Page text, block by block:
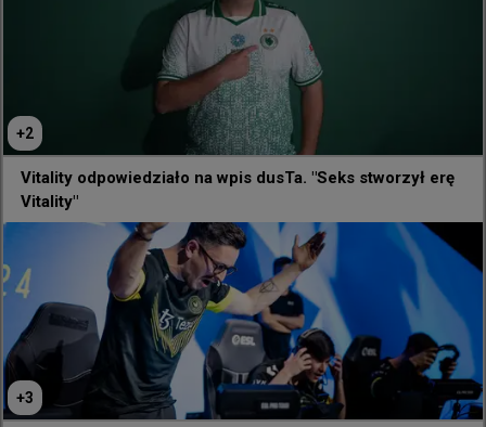
zapowiedziała akademicki turniej, który zostanie
rozegrany na NAM Atlântico – flagowej jednostce
brazylijskiej marynarki wojennej.
Wydarzenie jest częścią festiwalu
technologicznego Rio Innovation Week i
zakończy się w nadchodzącym tygodniu.
Studenckie drużyny powalczą o pulę nagród
wynoszącą około 488 dolarów.
To nie pierwszy raz, kiedy gry wideo pojawiają się
na tym okręcie. W zeszłym roku na pokładzie
NAM Atlântico odbyły się dwa wydarzenia:
kobiecy turniej Lótus Challenge 2025, w którym
triumfowało MIBR Female, oraz Circuito FERJEE
2025 z pulą 44 tysięcy dolarów, gdzie zespół
+2
Vitality odpowiedziało na wpis dusTa. "Seks stworzył erę
Vitality"
+3